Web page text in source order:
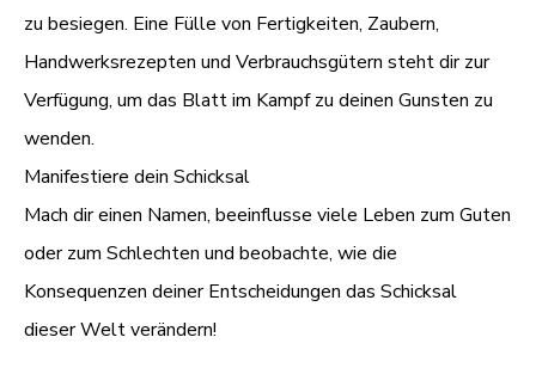
zu besiegen. Eine Fülle von Fertigkeiten, Zaubern,
Handwerksrezepten und Verbrauchsgütern steht dir zur
Verfügung, um das Blatt im Kampf zu deinen Gunsten zu
wenden.
Manifestiere dein Schicksal
Mach dir einen Namen, beeinflusse viele Leben zum Guten
oder zum Schlechten und beobachte, wie die
Konsequenzen deiner Entscheidungen das Schicksal
dieser Welt verändern!